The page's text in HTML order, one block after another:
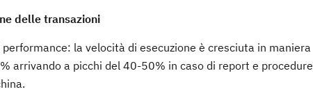
delle transazioni
la velocità di esecuzione è cresciuta in maniera
arrivando a picchi del 40-50% in caso di report e procedure